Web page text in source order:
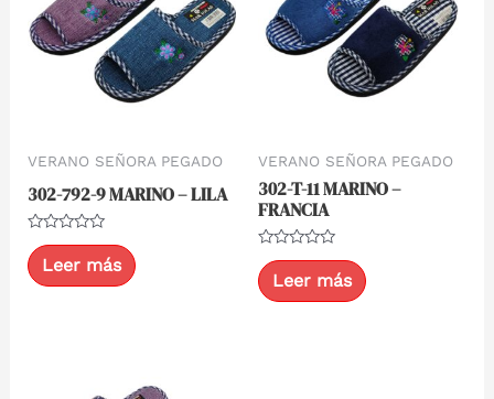
VERANO SEÑORA PEGADO
302-792-9 MARINO – LILA
Valorado
con
0
de
Leer más
VERANO SEÑORA PEGADO
302-T-11 MARINO –
FRANCIA
Valorado
con
0
de
Leer más